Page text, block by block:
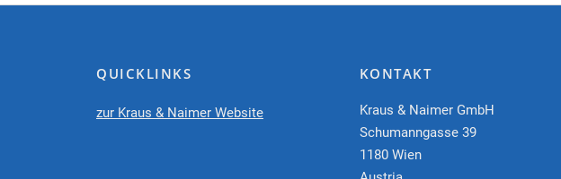
QUICKLINKS
zur Kraus & Naimer Website
KONTAKT
Kraus & Naimer GmbH
Schumanngasse 39
1180 Wien